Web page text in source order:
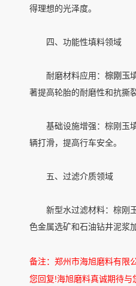
得理想的光泽度。
四、功能性填料领域
耐磨材料应用： 棕刚玉
著提高轮胎的耐磨性和抗撕
基础设施增强：棕刚玉填
辆打滑，提高行车安全。
五、过滤介质领域
新型水过滤材料：棕刚玉
色金属选矿和石油钻井泥浆
备注：郑州市海旭磨料有限
您回复!海旭磨料真诚期待与